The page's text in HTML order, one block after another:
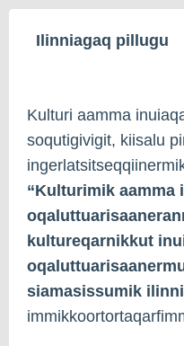
Ilinniagaq pillugu
Kulturi aamma
soqutigivigit, kiisalu
“Kulturimik aamma
kultureqarnikkut
siamasissumik